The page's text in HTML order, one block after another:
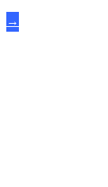
→